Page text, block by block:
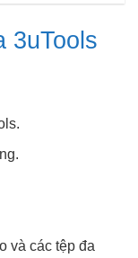
3uTools
và các tệp đa